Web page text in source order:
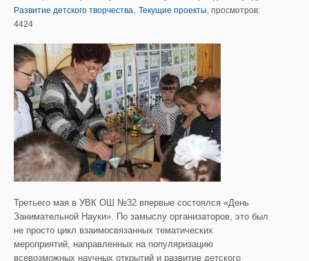
Развитие детского творчества, Текущие проекты, просмотров:
4424
Третьего мая в УВК ОШ №32 впервые состоялся «День
Занимательной Науки». По замыслу организаторов, это был
не просто цикл взаимосвязанных тематических
мероприятий, направленных на популяризацию
всевозможных научных открытий и развитие детского